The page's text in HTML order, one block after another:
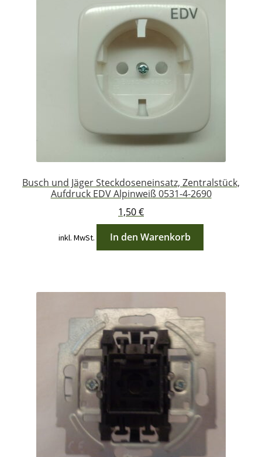
Busch und Jäger Steckdoseneinsatz, Zentralstück,
Aufdruck EDV Alpinweiß 0531-4-2690
1,50€
inkl. MwSt. In den Warenkorb